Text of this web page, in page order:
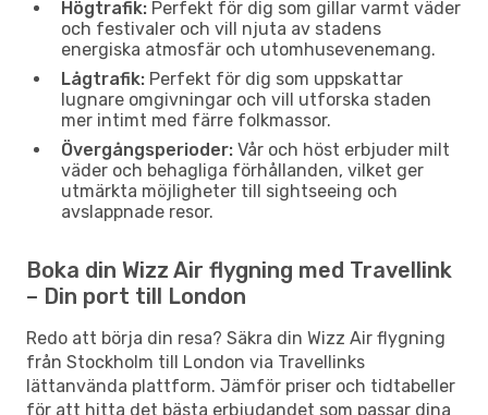
Högtrafik: Perfekt för dig som gillar varmt väder
och festivaler och vill njuta av stadens
energiska atmosfär och utomhusevenemang.
Lågtrafik: Perfekt för dig som uppskattar
lugnare omgivningar och vill utforska staden
mer intimt med färre folkmassor.
Övergångsperioder: Vår och höst erbjuder milt
väder och behagliga förhållanden, vilket ger
utmärkta möjligheter till sightseeing och
avslappnade resor.
Boka din Wizz Air flygning med Travellink
– Din port till London
Redo att börja din resa? Säkra din Wizz Air flygning
från Stockholm till London via Travellinks
lättanvända plattform. Jämför priser och tidtabeller
för att hitta det bästa erbjudandet som passar dina